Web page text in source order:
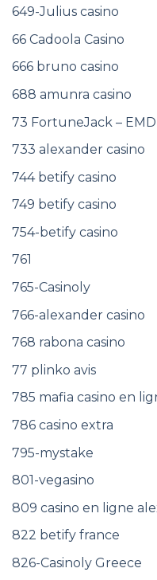
649-Julius casino
66 Cadoola Casino
666 bruno casino
688 amunra casino
73 FortuneJack – EMD
733 alexander casino
744 betify casino
749 betify casino
754-betify casino
761
765-Casinoly
766-alexander casino
768 rabona casino
77 plinko avis
785 mafia casino en
786 casino extra
795-mystake
801-vegasino
809 casino en ligne
822 betify france
826-Casinoly Greece